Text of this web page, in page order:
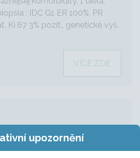
: IDC G1 ER 100%, PR
Ki 67 3% pozit., genetické vyš.
VÍCE ZDE
inv. lobulární ca
upozornění